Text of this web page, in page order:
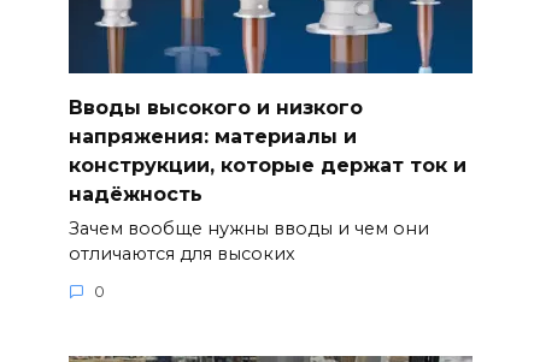
Вводы высокого и низкого
напряжения: материалы и
конструкции, которые держат ток и
надёжность
Зачем вообще нужны вводы и чем они
отличаются для высоких
0